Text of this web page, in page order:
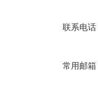
联系电话
常用邮箱